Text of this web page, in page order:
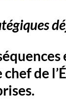
de